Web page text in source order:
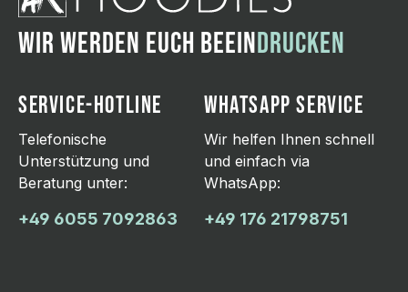
WIR WERDEN EUCH BEEINDRUCKEN
SERVICE-HOTLINE
Telefonische
Unterstützung und
Beratung unter:
+49 6055 7092863
WHATSAPP SERVICE
Wir helfen Ihnen schnell
und einfach via
WhatsApp:
+49 176 21798751